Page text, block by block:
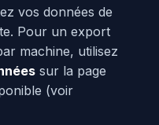
vos données de
Pour un export
machine, utilisez
sur la page
(voir